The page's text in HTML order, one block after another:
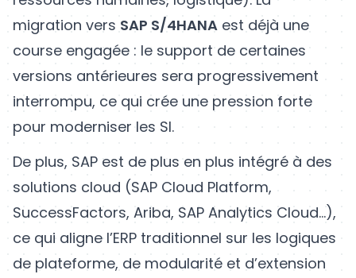
migration vers SAP S/4HANA est déjà une
course engagée : le support de certaines
versions antérieures sera progressivement
interrompu, ce qui crée une pression forte
pour moderniser les SI.
De plus, SAP est de plus en plus intégré à des
solutions cloud (SAP Cloud Platform,
SuccessFactors, Ariba, SAP Analytics Cloud…),
ce qui aligne l’ERP traditionnel sur les logiques
de plateforme, de modularité et d’extension